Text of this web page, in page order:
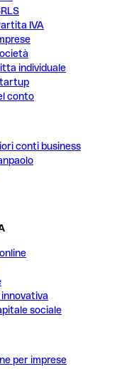
IVA
individuale
conto
conti business
sociale
per imprese